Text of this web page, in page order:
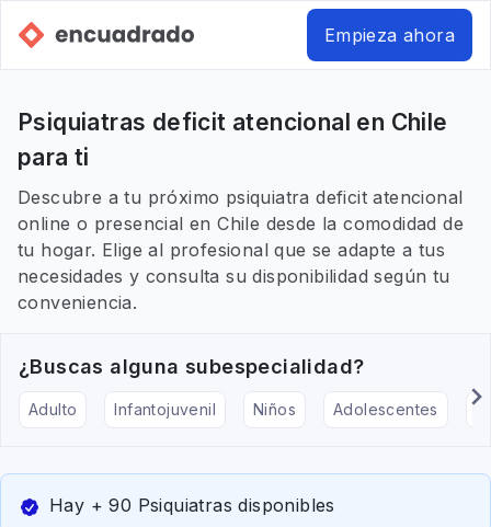
Empieza ahora
Psiquiatras deficit atencional en Chile
para ti
Descubre a tu próximo psiquiatra deficit atencional
online o presencial en Chile desde la comodidad de
tu hogar. Elige al profesional que se adapte a tus
necesidades y consulta su disponibilidad según tu
conveniencia.
¿Buscas alguna subespecialidad?
Adulto Infantojuvenil Niños Adolescentes
Hay + 90 Psiquiatras disponibles